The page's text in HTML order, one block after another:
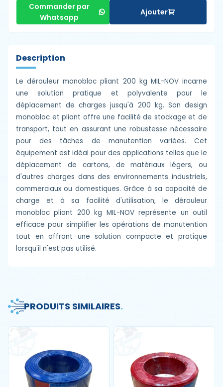
Commander par
Whatsapp
Ajouter
Description
Le dérouleur monobloc pliant 200 kg MIL-NOV incarne
une solution pratique et polyvalente pour le
déplacement de charges jusqu'à 200 kg. Son design
monobloc et pliant offre une facilité de stockage et de
transport, tout en assurant une robustesse nécessaire
pour des tâches de manutention variées. Cet
équipement est idéal pour des applications telles que le
déplacement de cartons, de matériaux légers, ou
d'autres charges dans des environnements industriels,
commerciaux ou domestiques. Grâce à sa capacité de
charge et à sa facilité d'utilisation, le dérouleur
monobloc pliant 200 kg MIL-NOV représente un outil
efficace pour simplifier les opérations de manutention
tout en offrant une solution compacte et pratique
lorsqu'il n'est pas utilisé.
PRODUITS SIMILAIRES.